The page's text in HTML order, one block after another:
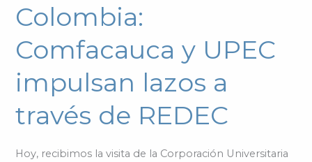
Colombia:
Comfacauca y UPEC
impulsan lazos a
través de REDEC
Hoy, recibimos la visita de la Corporación Universitaria
Comfacauca
UPEC
impulsan
lazos
a
de